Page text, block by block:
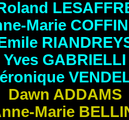
Marie
Yves GABRIELLI
Dawn ADDAMS
Marie